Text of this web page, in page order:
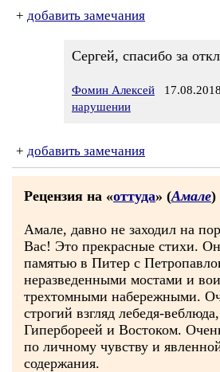
+ добавить замечания
Сергей, спасибо за
Фомин Алексей
нарушении
+ добавить замечания
Рецензия на «оттуда» (Амале)
Амале, давно не заходил на
Вас! Это прекрасные стихи.
памятью в Питер с
неразведенными мостами и
трехтомными набережными.
строгий взгляд лебедя-
Гипербореей и Востоком.
по личному чувству и
содержания.